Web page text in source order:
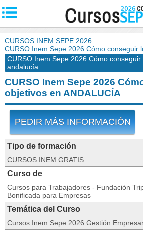
CURSOS INEM SEPE 2026
CURSO Inem Sepe 2026 Cómo conseguir
CURSO Inem Sepe 2026 Cómo
andalucía
CURSO Inem Sepe 2026
objetivos en ANDALUCÍA
PEDIR MÁS INFORMACIÓN
Tipo de formación
CURSOS INEM GRATIS
Curso de
Cursos para Trabajadores - Fundación
Bonificada para Empresas
Temática del Curso
Cursos Inem Sepe 2026 Gestión